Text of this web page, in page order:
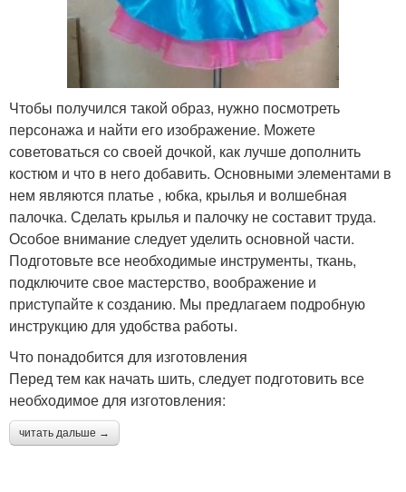
Чтобы получился такой образ, нужно посмотреть
персонажа и найти его изображение. Можете
советоваться со своей дочкой, как лучше дополнить
костюм и что в него добавить. Основными элементами в
нем являются платье , юбка, крылья и волшебная
палочка. Сделать крылья и палочку не составит труда.
Особое внимание следует уделить основной части.
Подготовьте все необходимые инструменты, ткань,
подключите свое мастерство, воображение и
приступайте к созданию. Мы предлагаем подробную
инструкцию для удобства работы.
Что понадобится для изготовления
Перед тем как начать шить, следует подготовить все
необходимое для изготовления:
читать дальше →